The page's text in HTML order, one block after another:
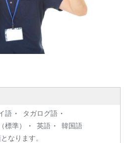
語
タガログ語
標準） 英語
韓国語
なります。